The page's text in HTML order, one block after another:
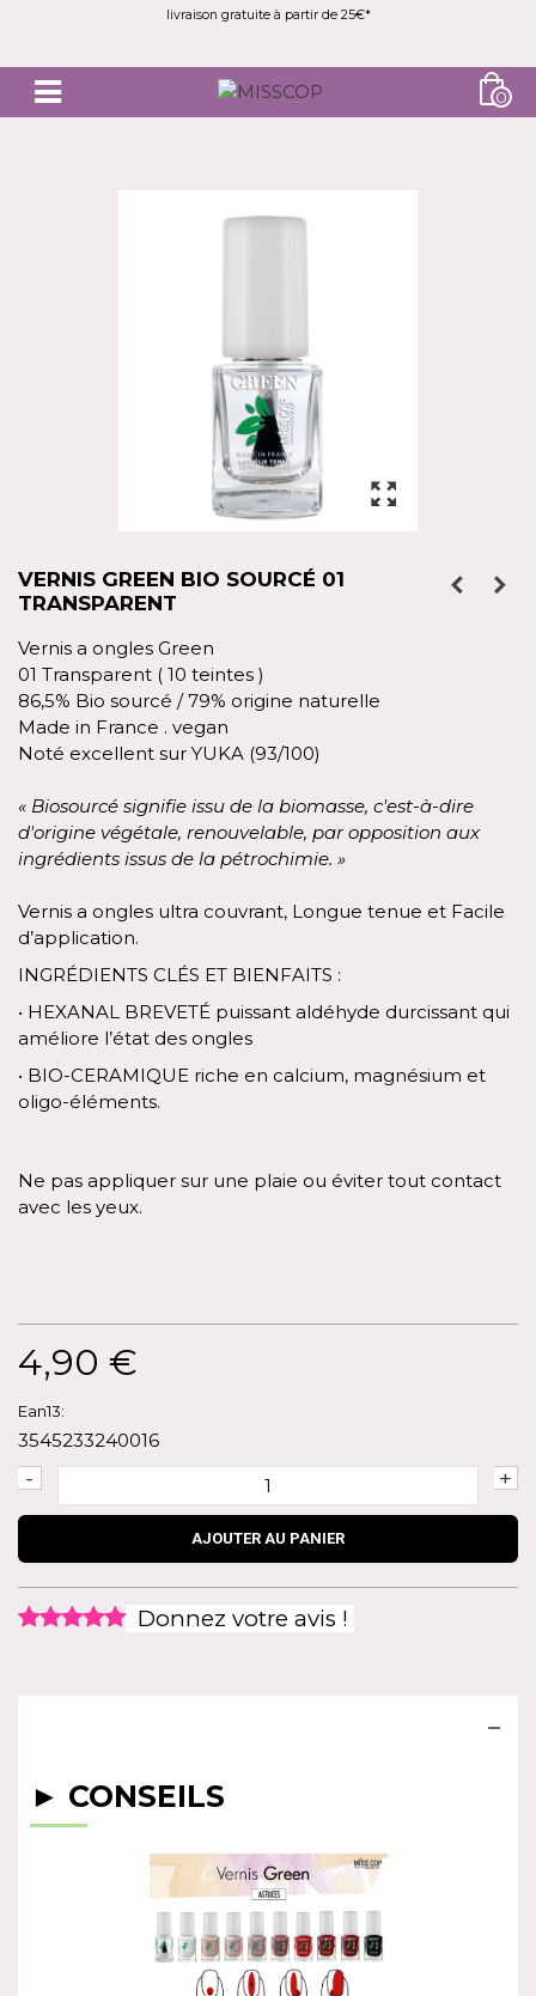
livraison gratuite à partir de 25€*
0
VERNIS GREEN BIO SOURCÉ 01
TRANSPARENT
Vernis a ongles Green
01 Transparent ( 10 teintes )
86,5% Bio sourcé / 79% origine naturelle
Made in France . vegan
Noté excellent sur YUKA (93/100)
« Biosourcé signifie issu de la biomasse, c'est-à-dire
d'origine végétale, renouvelable, par opposition aux
ingrédients issus de la pétrochimie. »
Vernis a ongles ultra couvrant, Longue tenue et Facile
d’application.
INGRÉDIENTS CLÉS ET BIENFAITS :
• HEXANAL BREVETÉ puissant aldéhyde durcissant qui
améliore l’état des ongles
• BIO-CERAMIQUE riche en calcium, magnésium et
oligo-éléments.
Ne pas appliquer sur une plaie ou éviter tout contact
avec les yeux.
4,90 €
Ean13:
3545233240016
- +
AJOUTER AU PANIER
Donnez votre avis !
► CONSEILS